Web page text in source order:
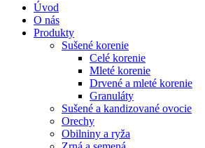
Úvod
O nás
Produkty
Sušené korenie
Celé korenie
Mleté korenie
Drvené a mleté korenie
Granuláty
Sušené a kandizované ovocie
Orechy
Obilniny a ryža